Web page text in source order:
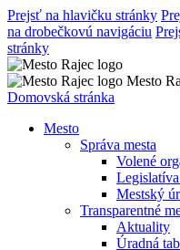
Prejsť na hlavičku stránky
na drobečkovú navigáciu
stránky
Mesto
Domovská stránka
Mesto
Správa mesta
Volené
Legislatíva
Mestský
Transparentné
Aktuality
Úradná